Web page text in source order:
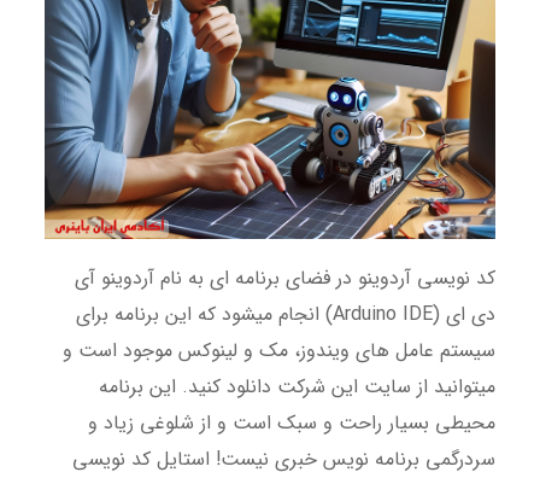
کد نویسی آردوینو در فضای برنامه ای به نام آردوینو آی
دی ای (Arduino IDE) انجام میشود که این برنامه برای
سیستم عامل های ویندوز، مک و لینوکس موجود است و
میتوانید از سایت این شرکت دانلود کنید. این برنامه
محیطی بسیار راحت و سبک است و از شلوغی زیاد و
سردرگمی برنامه نویس خبری نیست! استایل کد نویسی